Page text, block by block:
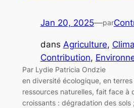
Jan 20, 2025—par
dans Agriculture,
Contribution,
Par Lydie Patricia
en diversité écologique, en
ressources naturelles, fait face à
croissants : dégradation des sols